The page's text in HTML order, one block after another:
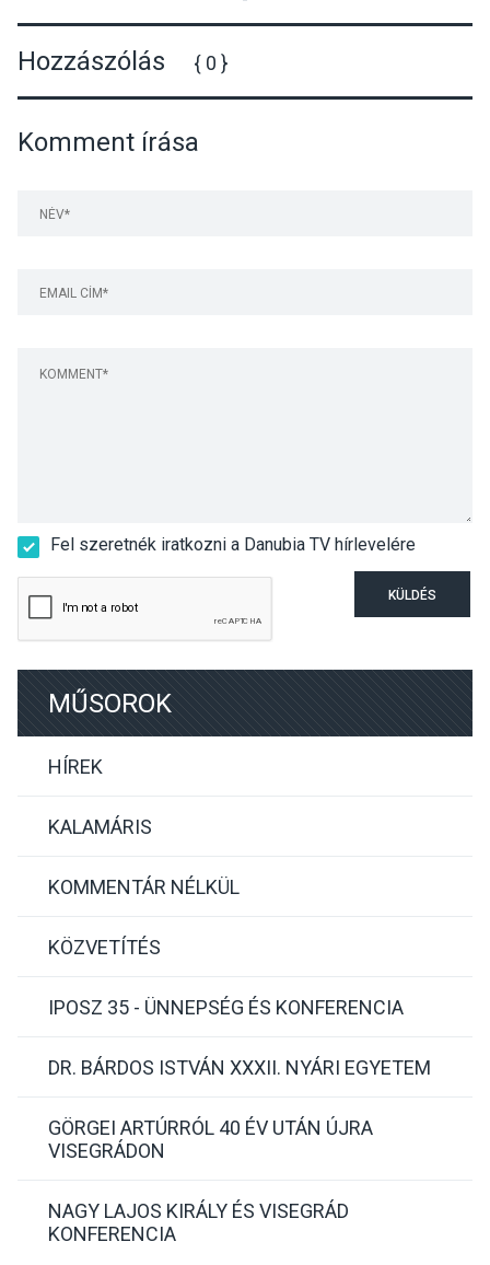
Hozzászólás { 0 }
Komment írása
Fel szeretnék iratkozni a Danubia TV hírlevelére
KÜLDÉS
MŰSOROK
HÍREK
KALAMÁRIS
KOMMENTÁR NÉLKÜL
KÖZVETÍTÉS
IPOSZ 35 - ÜNNEPSÉG ÉS KONFERENCIA
DR. BÁRDOS ISTVÁN XXXII. NYÁRI EGYETEM
GÖRGEI ARTÚRRÓL 40 ÉV UTÁN ÚJRA
VISEGRÁDON
NAGY LAJOS KIRÁLY ÉS VISEGRÁD
KONFERENCIA